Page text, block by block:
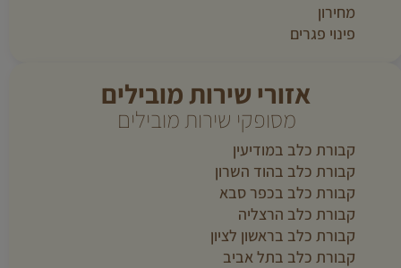
מחירון
פינוי פגרים
אזורי שירות מובילים
מסופקי שירות מובילים
קבורת כלב במודיעין
קבורת כלב בהוד השרון
קבורת כלב בכפר סבא
קבורת כלב הרצליה
קבורת כלב בראשון לציון
קבורת כלב בתל אביב